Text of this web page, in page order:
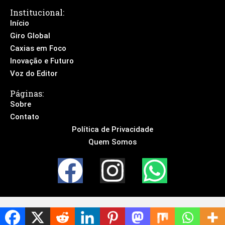
Institucional:
Início
Giro Global
Caxias em Foco
Inovação e Futuro
Voz do Editor
Páginas:
Sobre
Contato
Política de Privacidade
Quem Somos